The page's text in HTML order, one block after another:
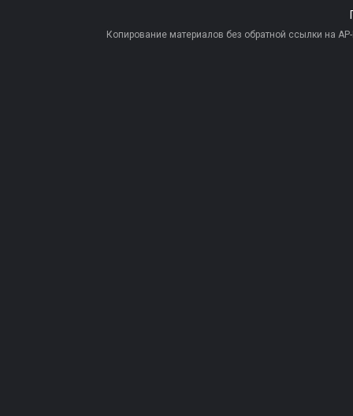
Копирование материалов без обратной ссылки на